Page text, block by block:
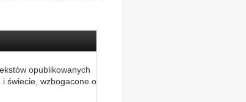
opublikowanych
i świecie, wzbogacone o